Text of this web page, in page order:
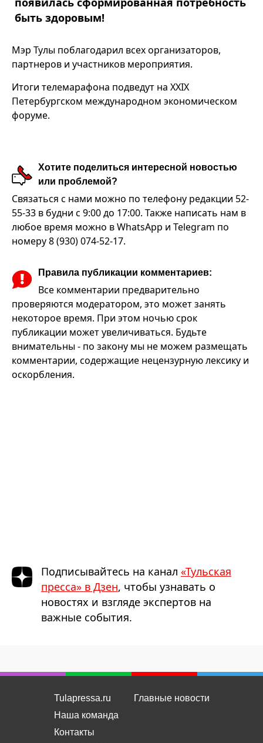
быть здоровым!
Мэр Тулы поблагодарил всех организаторов,
партнеров и участников мероприятия.
Итоги телемарафона подведут на XXIX
Петербургском международном экономическом
форуме.
Хотите поделиться интересной новостью
или проблемой?
Связаться с нами можно по телефону редакции 52-
55-33 в будни с 9:00 до 17:00. Также написать нам в
любое время можно в WhatsApp и Telegram по
номеру 8 (930) 074-52-17.
Правила публикации комментариев:
Все комментарии предварительно
проверяются модератором, это может занять
некоторое время. При этом ночью срок
публикации может увеличиваться. Будьте
внимательны - по закону мы не можем размещать
комментарии, содержащие нецензурную лексику и
оскорбления.
Подписывайтесь на канал «Тульская
пресса» в Дзен, чтобы узнавать о
новостях и взгляде экспертов на
важные события.
Tulapressa.ru
Наша команда
Контакты
Главные новости